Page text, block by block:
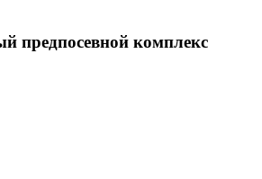
предпосевной комплекс